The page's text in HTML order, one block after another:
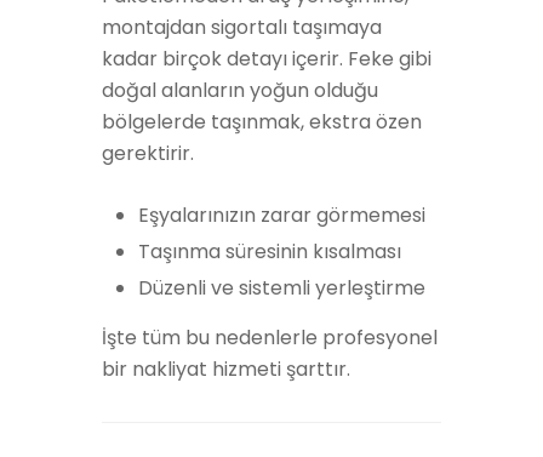
montajdan sigortalı taşımaya
kadar birçok detayı içerir. Feke gibi
doğal alanların yoğun olduğu
bölgelerde taşınmak, ekstra özen
gerektirir.
Eşyalarınızın zarar görmemesi
Taşınma süresinin kısalması
Düzenli ve sistemli yerleştirme
İşte tüm bu nedenlerle profesyonel
bir nakliyat hizmeti şarttır.